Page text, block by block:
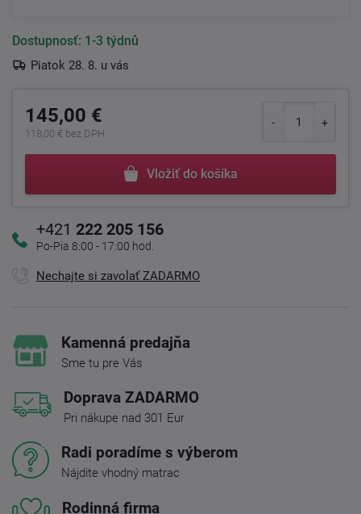
Dostupnosť: 1-3 týdnů
Piatok 28. 8. u vás
145,00 €
118,00 € bez DPH
Vložiť do košíka
+421 222 205 156
Po-Pia 8:00 - 17:00 hod.
Nechajte si zavolať ZADARMO
Kamenná predajňa
Sme tu pre Vás
Doprava ZADARMO
Pri nákupe nad 301 Eur
Radi poradíme s výberom
Nájdite vhodný matrac
Rodinná firma